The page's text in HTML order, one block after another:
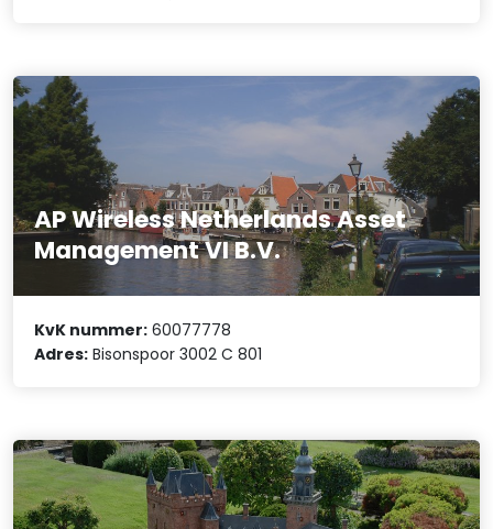
AP Wireless Netherlands Asset
Management VI B.V.
KvK nummer: 60077778
Adres: Bisonspoor 3002 C 801